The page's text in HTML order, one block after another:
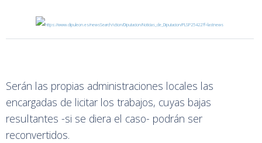
Serán las propias administraciones locales las
encargadas de licitar los trabajos, cuyas bajas
resultantes -si se diera el caso- podrán ser
reconvertidos.